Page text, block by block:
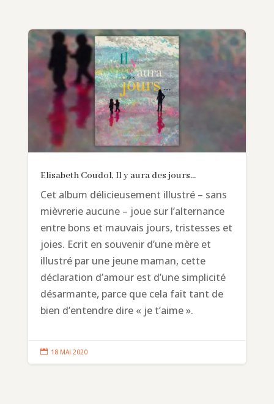
Elisabeth Coudol, Il y aura des jours…
Cet album délicieusement illustré – sans
mièvrerie aucune – joue sur l’alternance
entre bons et mauvais jours, tristesses et
joies. Ecrit en souvenir d’une mère et
illustré par une jeune maman, cette
déclaration d’amour est d’une simplicité
désarmante, parce que cela fait tant de
bien d’entendre dire « je t’aime ».
 18 MAI 2020